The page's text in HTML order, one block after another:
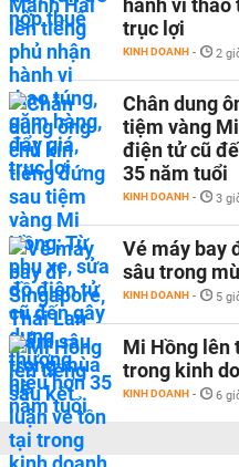
hành vi thao
trục lợi
KINH DOANH - 2
Chân dung
tiệm vàng
điện tử cũ
35 năm tuổi
KINH DOANH - 3
Vé máy bay
sâu trong
KINH DOANH - 5
Mi Hồng lên
trong kinh
KINH DOANH - 6